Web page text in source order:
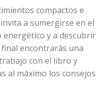
compactos e
a sumergirse en el
y a descubrir
encontrarás una
con el libro y
al máximo los consejos